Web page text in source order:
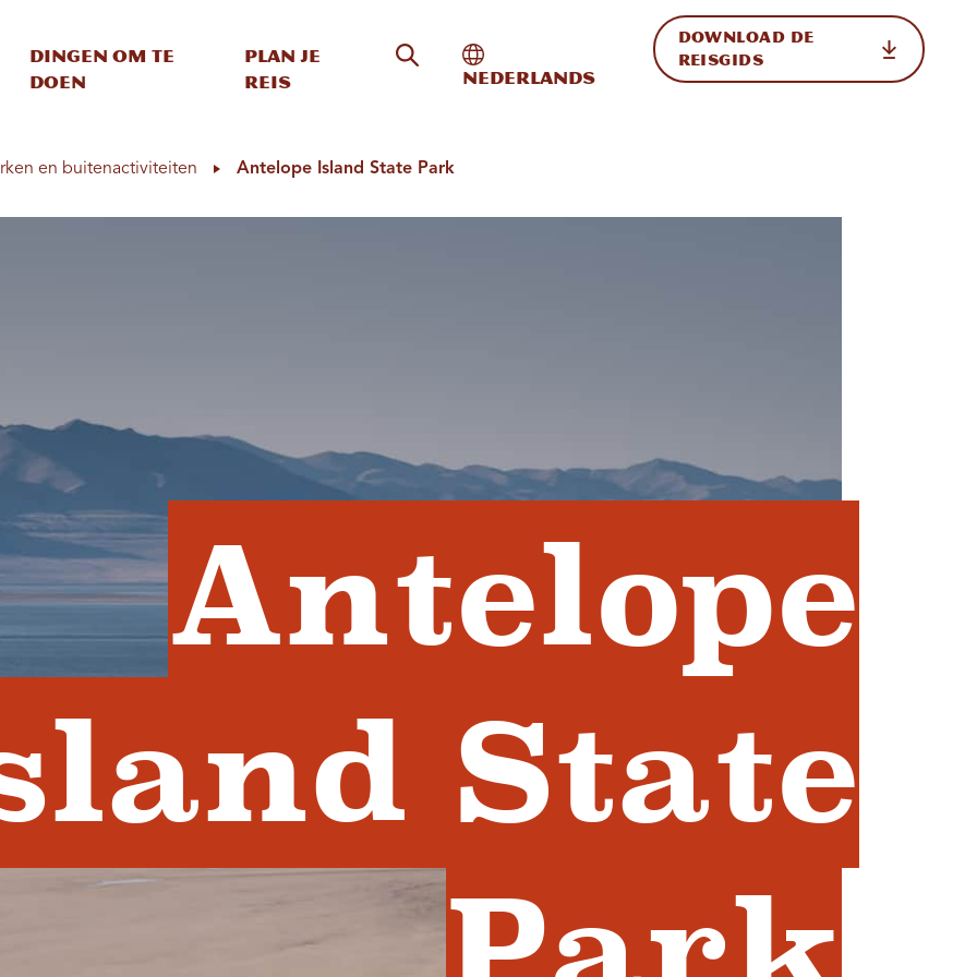
Dingen om te
doen
Plan je
reis
Zoeken op de site
Internationale weergave in-/uitschakelen
Nederlands
DOWNLOAD DE
REISGIDS
en buitenactiviteiten Antelope Island State Park
Antelope
State